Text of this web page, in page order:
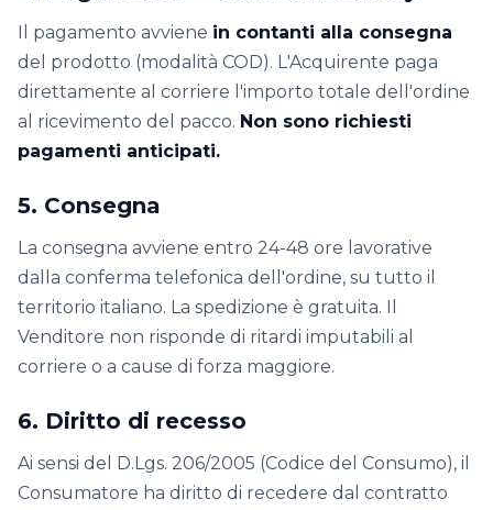
Il pagamento avviene in contanti alla consegna
del prodotto (modalità COD). L'Acquirente paga
direttamente al corriere l'importo totale dell'ordine
al ricevimento del pacco. Non sono richiesti
pagamenti anticipati.
5. Consegna
La consegna avviene entro 24-48 ore lavorative
dalla conferma telefonica dell'ordine, su tutto il
territorio italiano. La spedizione è gratuita. Il
Venditore non risponde di ritardi imputabili al
corriere o a cause di forza maggiore.
6. Diritto di recesso
Ai sensi del D.Lgs. 206/2005 (Codice del Consumo), il
Consumatore ha diritto di recedere dal contratto